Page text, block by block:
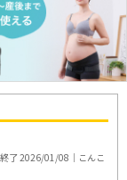
終了 2026/01/08｜こんこ